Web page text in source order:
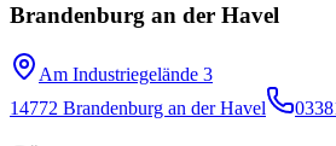
Brandenburg an der Havel
Am Industriegelände 3
14772 Brandenburg an der Havel